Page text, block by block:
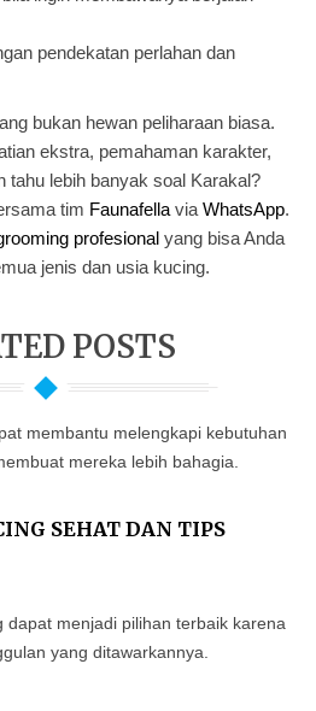
pendekatan perlahan dan
bukan hewan peliharaan biasa.
ekstra, pemahaman karakter,
tahu lebih banyak soal Karakal?
tim Faunafella via WhatsApp.
profesional yang bisa Anda
jenis dan usia kucing.
POSTS
SEHAT DAN TIPS